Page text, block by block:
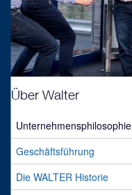
Über Walter
Unternehmens­philosophie
Geschäftsführung
Die WALTER Historie